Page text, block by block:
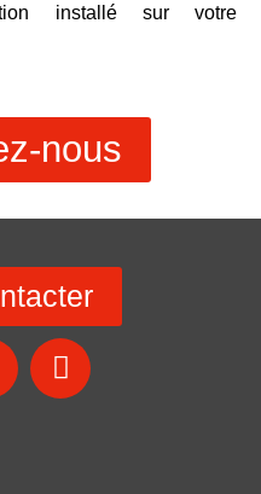
installé sur votre
nous